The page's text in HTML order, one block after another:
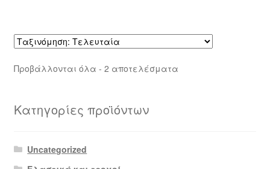
Προβάλλονται όλα - 2 αποτελέσματαSorted
Κατηγορίες προϊόντων
Uncategorized